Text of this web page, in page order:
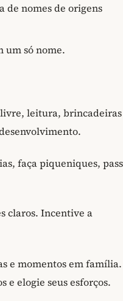
de nomes de origens
um só nome.
livre, leitura, brincadeiras
faça piqueniques,
claros. Incentive a
e momentos em família.
e elogie seus esforços.